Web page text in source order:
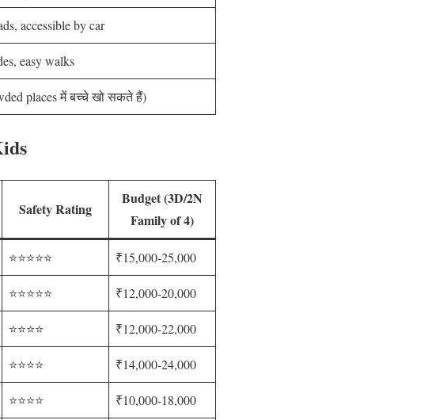
accessible by car
easy walks
places में बच्चे खो सकते हैं)
Safety Rating
Budget (3D/2N
Family of 4)
⭐⭐⭐⭐⭐ ₹15,000-25,000
⭐⭐⭐⭐⭐ ₹12,000-20,000
⭐⭐⭐⭐ ₹12,000-22,000
⭐⭐⭐⭐ ₹14,000-24,000
⭐⭐⭐⭐ ₹10,000-18,000